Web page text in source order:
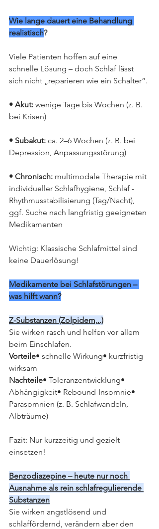
Wie lange dauert eine Behandlung
realistisch?
Viele Patienten hoffen auf eine
schnelle Lösung – doch Schlaf lässt
sich nicht „reparieren wie ein Schalter“.
• Akut: wenige Tage bis Wochen (z. B.
bei Krisen)
• Subakut: ca. 2–6 Wochen (z. B. bei
Depression, Anpassungsstörung)
• Chronisch: multimodale Therapie mit
individueller Schlafhygiene, Schlaf -
Rhythmusstabilisierung (Tag/Nacht),
ggf. Suche nach langfristig geeigneten
Medikamenten
Wichtig: Klassische Schlafmittel sind
keine Dauerlösung!
Medikamente bei Schlafstörungen –
was hilft wann?
Z-Substanzen (Zolpidem,..)
Sie wirken rasch und helfen vor allem
beim Einschlafen.
Vorteile• schnelle Wirkung• kurzfristig
wirksam
Nachteile• Toleranzentwicklung•
Abhängigkeit• Rebound-Insomnie•
Parasomnien (z. B. Schlafwandeln,
Albträume)
Fazit: Nur kurzzeitig und gezielt
einsetzen!
Benzodiazepine – heute nur noch
Ausnahme als rein schlafregulierende
Substanzen
Sie wirken angstlösend und
schlaffördernd, verändern aber den